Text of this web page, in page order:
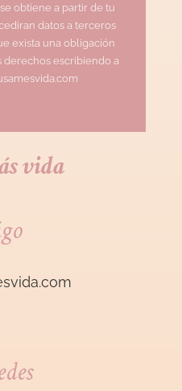
obtiene a partir de tu
datos a terceros
exista una obligación
derechos escribiendo a
vida
.com